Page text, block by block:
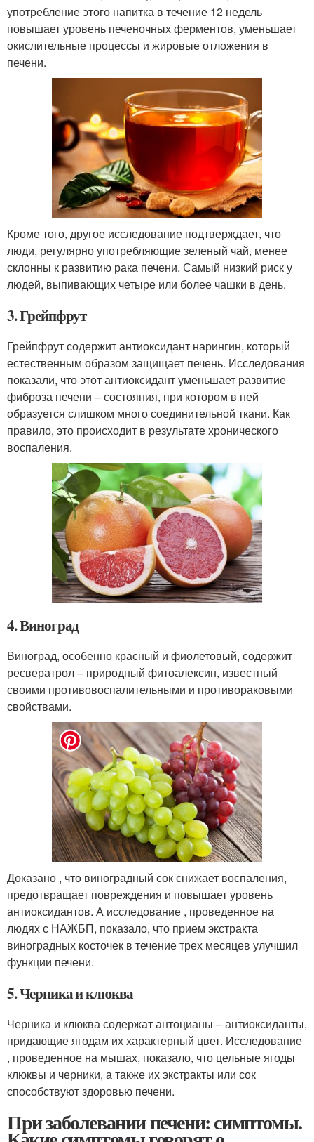
употребление этого напитка в течение 12 недель
повышает уровень печеночных ферментов, уменьшает
окислительные процессы и жировые отложения в
печени.
Кроме того, другое исследование подтверждает, что
люди, регулярно употребляющие зеленый чай, менее
склонны к развитию рака печени. Самый низкий риск у
людей, выпивающих четыре или более чашки в день.
3. Грейпфрут
Грейпфрут содержит антиоксидант нарингин, который
естественным образом защищает печень. Исследования
показали, что этот антиоксидант уменьшает развитие
фиброза печени – состояния, при котором в ней
образуется слишком много соединительной ткани. Как
правило, это происходит в результате хронического
воспаления.
4. Виноград
Виноград, особенно красный и фиолетовый, содержит
ресвератрол – природный фитоалексин, известный
своими противовоспалительными и противораковыми
свойствами.
Доказано , что виноградный сок снижает воспаления,
предотвращает повреждения и повышает уровень
антиоксидантов. А исследование , проведенное на
людях с НАЖБП, показало, что прием экстракта
виноградных косточек в течение трех месяцев улучшил
функции печени.
5. Черника и клюква
Черника и клюква содержат антоцианы – антиоксиданты,
придающие ягодам их характерный цвет. Исследование
, проведенное на мышах, показало, что цельные ягоды
клюквы и черники, а также их экстракты или сок
способствуют здоровью печени.
При заболевании печени: симптомы.